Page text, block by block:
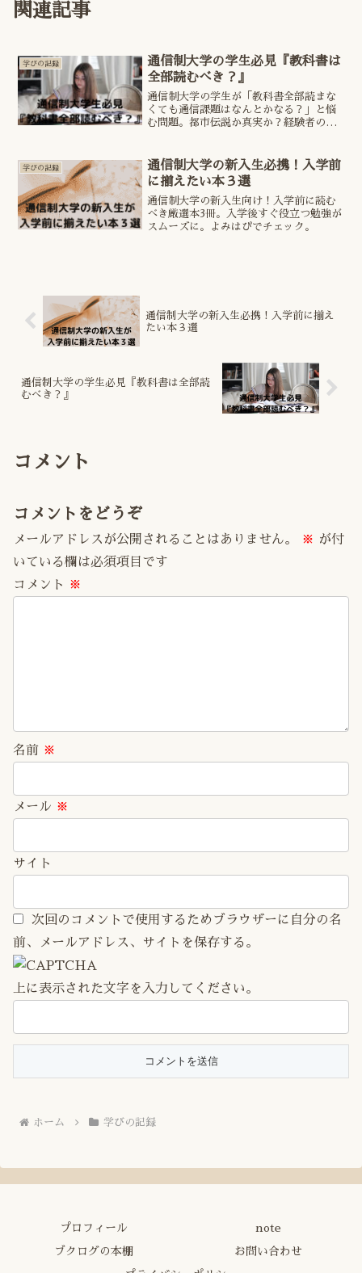
関連記事
学びの記録
通信制大学の学生必見『教科書は
全部読むべき？』
通信制大学の学生が「教科書全部読まな
くても通信課題はなんとかなる？」と悩
む問題。都市伝説か真実か？経験者のリ
学びの記録
通信制大学の新入生必携！入学前
に揃えたい本３選
通信制大学の新入生向け！入学前に読む
べき厳選本3冊。入学後すぐ役立つ勉強が
スムーズに。よみはぴでチェック。
通信制大学の新入生必携！入学前に揃え
たい本３選
通信制大学の学生必見『教科書は全部読
むべき？』
コメント
コメントをどうぞ
メールアドレスが公開されることはありません。 ※ が付
いている欄は必須項目です
コメント
※
名前 ※
メール ※
サイト
次回のコメントで使用するためブラウザーに自分の名
前、メールアドレス、サイトを保存する。
上に表示された文字を入力してください。
ホーム 学びの記録
プロフィール note
ブクログの本棚 お問い合わせ